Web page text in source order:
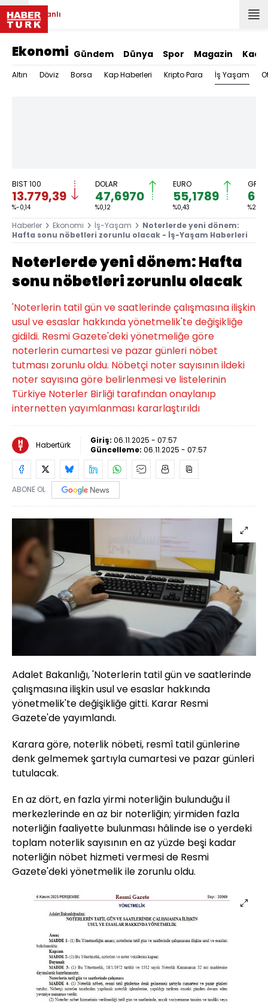
Canlı
Ekonomi Gündem Dünya Spor Magazin
Altın Döviz Borsa Kap Haberleri Kripto Para İş Yaşam
BIST 100
13.779,39
%-0,14
DOLAR
47,6970
%0,12
EURO
55,1789
%0,43 %2,36
Haberler Ekonomi İş-Yaşam
Noterlerde yeni dönem:
Hafta sonu nöbetleri zorunlu olacak - İş-Yaşam Haberleri
Noterlerde yeni dönem: Hafta
sonu nöbetleri zorunlu olacak
'Noterlerin tatil gün ve saatlerinde çalışmasına ilişkin
usul ve esaslar hakkında yönetmelik'te değişikliğe
gidildi. Resmi Gazete'deki yönetmeliğe göre
noterlerin cumartesi ve pazar günleri nöbet
tutması zorunlu oldu. Nöbetçi noter sayısının ildeki
noter sayısına göre belirlenmesi ve listelerinin
Türkiye Noterler Birliği tarafından onaylanıp
internetten yayımlanması kararlaştırıldı
Habertürk Giriş: 06.11.2025 - 07:57
Güncelleme: 06.11.2025 - 07:57
ABONE OL
Adalet Bakanlığı, 'Noterlerin tatil gün ve saatlerinde
çalışmasına ilişkin usul ve esaslar hakkında
yönetmelik'te değişikliğe gitti. Karar Resmi
Gazete'de yayımlandı.
Karara göre, noterlik nöbeti, resmî tatil günlerine
denk gelmemek şartıyla cumartesi ve pazar günleri
tutulacak.
En az dört, en fazla yirmi noterliğin bulunduğu il
merkezlerinde en az bir noterliğin; yirmiden fazla
noterliğin faaliyette bulunması hâlinde ise o yerdeki
toplam noterlik sayısının en az yüzde beşi kadar
noterliğin nöbet hizmeti vermesi de Resmi
Gazete'deki yönetmelik ile zorunlu oldu.